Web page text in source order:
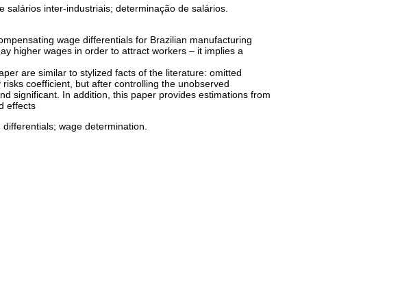
salários inter-industriais; determinação de salários.
wage differentials for Brazilian manufacturing
higher wages in order to attract workers – it implies a
are similar to stylized facts of the literature: omitted
coefficient, but after controlling the unobserved
significant. In addition, this paper provides estimations from
effects
wage determination.